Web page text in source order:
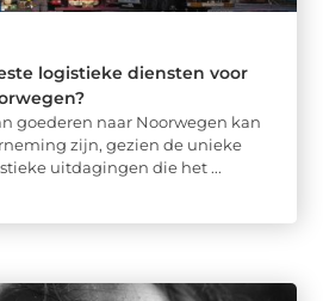
logistieke diensten voor
goederen naar Noorwegen kan
zijn, gezien de unieke
uitdagingen die het ...